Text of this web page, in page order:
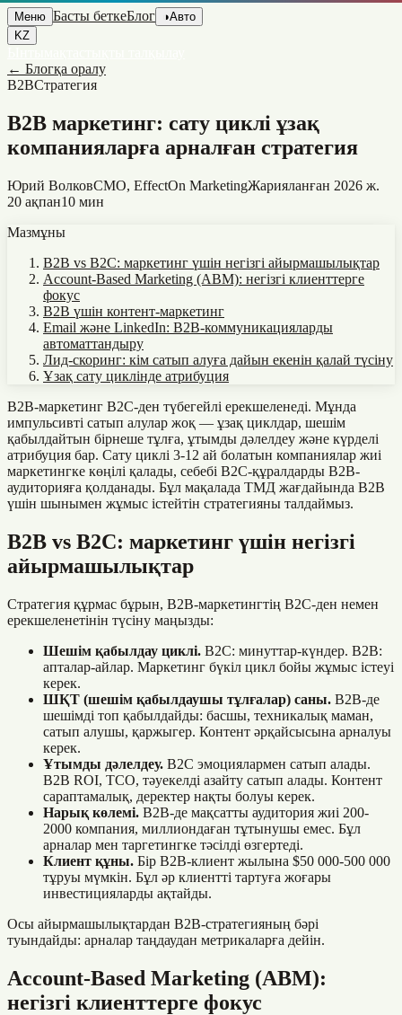
Меню Басты беткеБлог ◑Авто
KZ
← Блогқа оралу
B2BСтратегия
B2B маркетинг: сату циклі ұзақ
компанияларға арналған стратегия
Юрий ВолковCMO, EffectOn MarketingЖарияланған 2026 ж.
20 ақпан10 мин
Мазмұны
B2B vs B2C: маркетинг үшін негізгі айырмашылықтар
Account-Based Marketing (ABM): негізгі клиенттерге
фокус
B2B үшін контент-маркетинг
Email және LinkedIn: B2B-коммуникацияларды
автоматтандыру
Лид-скоринг: кім сатып алуға дайын екенін қалай түсіну
Ұзақ сату циклінде атрибуция
B2B-маркетинг B2C-ден түбегейлі ерекшеленеді. Мұнда
импульсивті сатып алулар жоқ — ұзақ циклдар, шешім
қабылдайтын бірнеше тұлға, ұтымды дәлелдеу және күрделі
атрибуция бар. Сату циклі 3-12 ай болатын компаниялар жиі
маркетингке көңілі қалады, себебі B2C-құралдарды B2B-
аудиторияға қолданады. Бұл мақалада ТМД жағдайында B2B
үшін шынымен жұмыс істейтін стратегияны талдаймыз.
B2B vs B2C: маркетинг үшін негізгі
айырмашылықтар
Стратегия құрмас бұрын, B2B-маркетингтің B2C-ден немен
ерекшеленетінін түсіну маңызды:
Шешім қабылдау циклі. B2C: минуттар-күндер. B2B:
апталар-айлар. Маркетинг бүкіл цикл бойы жұмыс істеуі
керек.
ШҚТ (шешім қабылдаушы тұлғалар) саны. B2B-де
шешімді топ қабылдайды: басшы, техникалық маман,
сатып алушы, қаржыгер. Контент әрқайсысына арналуы
керек.
Ұтымды дәлелдеу. B2C эмоциялармен сатып алады.
B2B ROI, TCO, тәуекелді азайту сатып алады. Контент
сараптамалық, деректер нақты болуы керек.
Нарық көлемі. B2B-де мақсатты аудитория жиі 200-
2000 компания, миллиондаған тұтынушы емес. Бұл
арналар мен таргетингке тәсілді өзгертеді.
Клиент құны. Бір B2B-клиент жылына $50 000-500 000
тұруы мүмкін. Бұл әр клиентті тартуға жоғары
инвестицияларды ақтайды.
Осы айырмашылықтардан B2B-стратегияның бәрі
туындайды: арналар таңдаудан метрикаларға дейін.
Account-Based Marketing (ABM):
негізгі клиенттерге фокус